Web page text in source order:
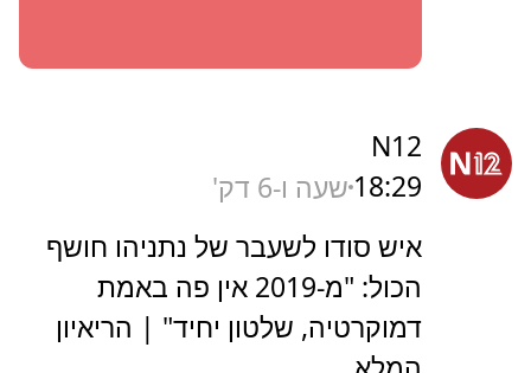
N12
18:29 שעה ו-6 דק'
איש סודו לשעבר של נתניהו חושף
הכול: "מ-2019 אין פה באמת
דמוקרטיה, שלטון יחיד" | הריאיון